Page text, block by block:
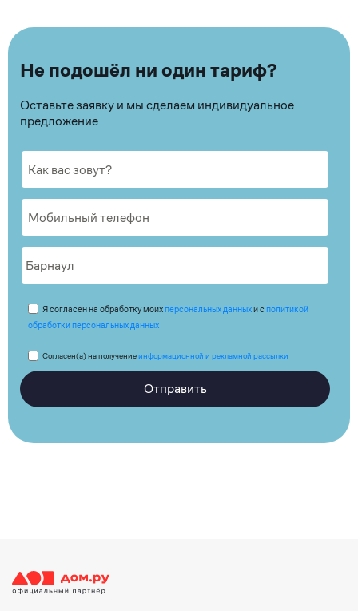
Не подошёл ни один тариф?
Оставьте заявку и мы сделаем индивидуальное
предложение
Я согласен на обработку моих персональных данныхи с политикой
обработки персональных данных
Согласен(а) на получениеинформационной и рекламной рассылки
Отправить